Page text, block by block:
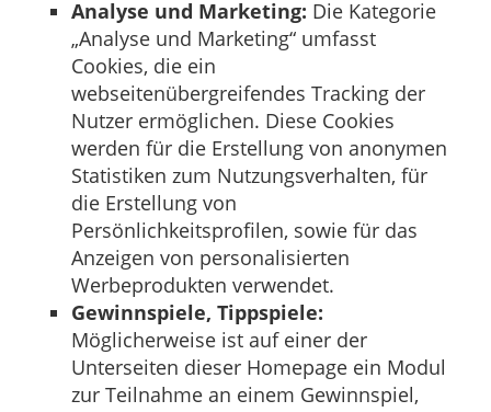
Analyse und Marketing: Die Kategorie
„Analyse und Marketing“ umfasst
Cookies, die ein
webseitenübergreifendes Tracking der
Nutzer ermöglichen. Diese Cookies
werden für die Erstellung von anonymen
Statistiken zum Nutzungsverhalten, für
die Erstellung von
Persönlichkeitsprofilen, sowie für das
Anzeigen von personalisierten
Werbeprodukten verwendet.
Gewinnspiele, Tippspiele:
Möglicherweise ist auf einer der
Unterseiten dieser Homepage ein Modul
zur Teilnahme an einem Gewinnspiel,